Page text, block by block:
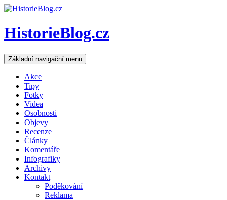
HistorieBlog.cz
Hledat
Základní navigační menu Přejít
k
Akce
Tipy
Fotky
Videa
Osobnosti
Objevy
Recenze
Články
Komentáře
Infografiky
Archivy
Kontakt
Poděkování
Reklama